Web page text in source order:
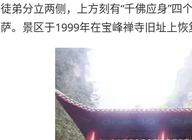
徒弟分立两侧，上方刻有“千佛应身”四
萨。景区于1999年在宝峰禅寺旧址上恢